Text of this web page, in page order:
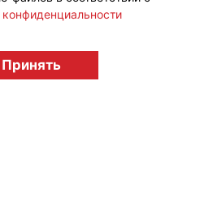
2009-2026 12+
конфиденциальности
Принять